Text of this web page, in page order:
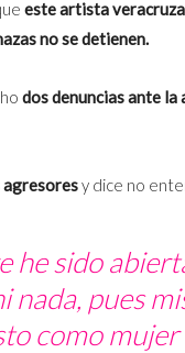
este artista
no se detienen.
dos denuncias ante
agresoresy dice no
he sido
nada, pues
como